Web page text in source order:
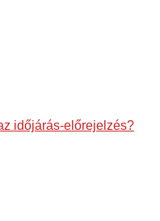
időjárás-előrejelzés?